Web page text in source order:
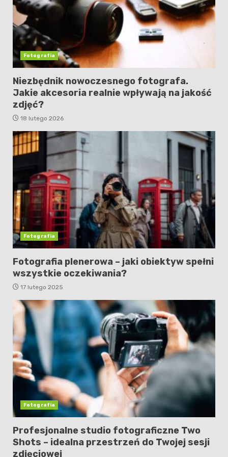
Fotografia
Niezbędnik nowoczesnego fotografa.
Jakie akcesoria realnie wpływają na jakość
zdjęć?
18 lutego 2026
Fotografia
Fotografia plenerowa – jaki obiektyw spełni
wszystkie oczekiwania?
17 lutego 2025
Fotografia
Profesjonalne studio fotograficzne Two
Shots – idealna przestrzeń do Twojej sesji
zdjęciowej